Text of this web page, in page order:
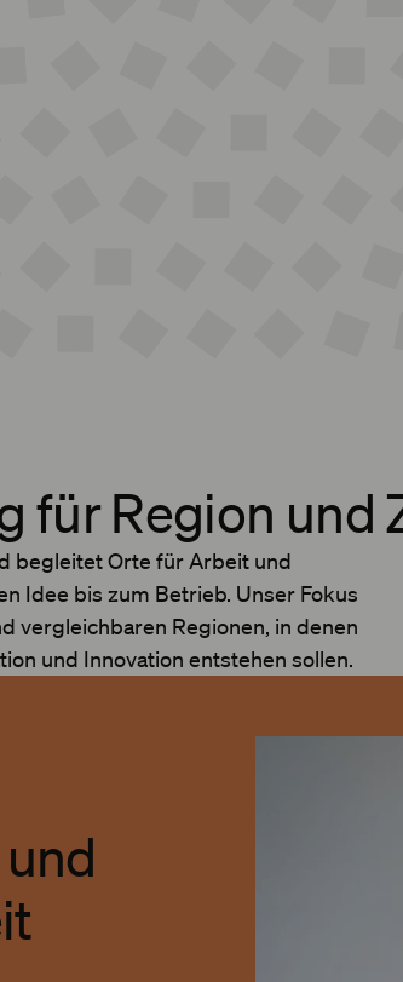
für Region und
begleitet Orte für Arbeit und
Idee bis zum Betrieb. Unser Fokus
vergleichbaren Regionen, in denen
und Innovation entstehen sollen.